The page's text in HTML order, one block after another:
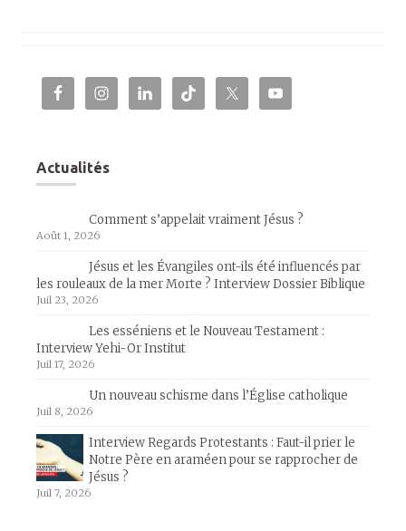
Actualités
Comment s’appelait vraiment Jésus ?
Août 1, 2026
Jésus et les Évangiles ont-ils été influencés par
les rouleaux de la mer Morte ? Interview Dossier Biblique
Juil 23, 2026
Les esséniens et le Nouveau Testament :
Interview Yehi-Or Institut
Juil 17, 2026
Un nouveau schisme dans l’Église catholique
Juil 8, 2026
Interview Regards Protestants : Faut-il prier le
Notre Père en araméen pour se rapprocher de
Jésus ?
Juil 7, 2026